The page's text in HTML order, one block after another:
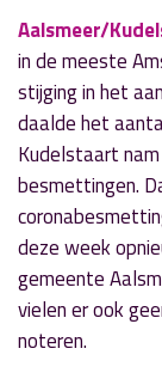
« Vorig
Thema
nieuw begin’
20 september 2022
20 september 2022
Aalsmeer/
in de meeste
stijging in het
daalde het
Kudelstaart
besmettingen.
deze week
gemeente
vielen er ook
noteren.